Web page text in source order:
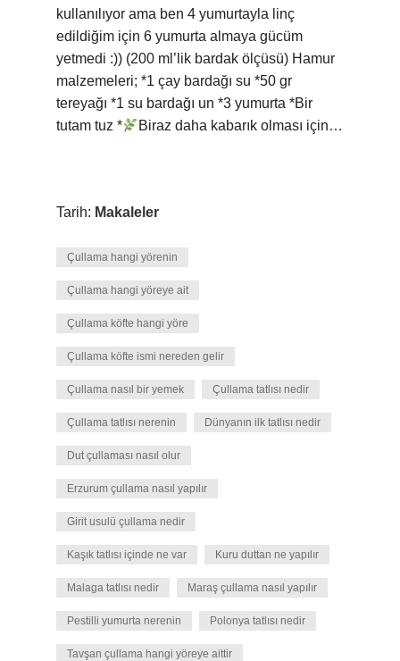
kullanılıyor ama ben 4 yumurtayla linç
edildiğim için 6 yumurta almaya gücüm
yetmedi :)) (200 ml’lik bardak ölçüsü) Hamur
malzemeleri; *1 çay bardağı su *50 gr
tereyağı *1 su bardağı un *3 yumurta *Bir
tutam tuz *
Biraz daha kabarık olması için…
Tarih: Makaleler
Çullama hangi yörenin
Çullama hangi yöreye ait
Çullama köfte hangi yöre
Çullama köfte ismi nereden gelir
Çullama nasıl bir yemek Çullama tatlısı nedir
Çullama tatlısı nerenin Dünyanın ilk tatlısı nedir
Dut çullaması nasıl olur
Erzurum çullama nasıl yapılır
Girit usulü çullama nedir
Kaşık tatlısı içinde ne var Kuru duttan ne yapılır
Malaga tatlısı nedir Maraş çullama nasıl yapılır
Pestilli yumurta nerenin Polonya tatlısı nedir
Tavşan çullama hangi yöreye aittir